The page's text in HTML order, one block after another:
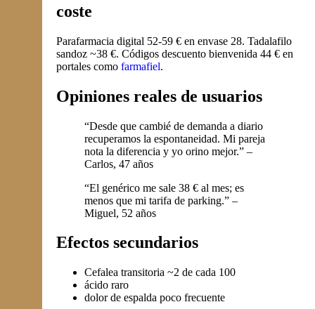
coste
Parafarmacia digital 52-59 € en envase 28. Tadalafilo
sandoz ~38 €. Códigos descuento bienvenida 44 € en
portales como farmafiel.
Opiniones reales de usuarios
“Desde que cambié de demanda a diario
recuperamos la espontaneidad. Mi pareja
nota la diferencia y yo orino mejor.” –
Carlos, 47 años
“El genérico me sale 38 € al mes; es
menos que mi tarifa de parking.” –
Miguel, 52 años
Efectos secundarios
Cefalea transitoria ~2 de cada 100
ácido raro
dolor de espalda poco frecuente